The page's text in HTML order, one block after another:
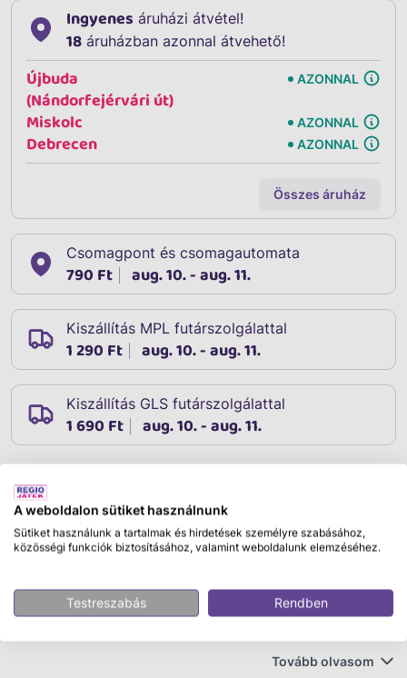
Ingyenes áruházi átvétel!
18 áruházban azonnal átvehető!
Újbuda
(Nándorfejérvári út)
AZONNAL
Miskolc AZONNAL
Debrecen AZONNAL
Összes áruház
Csomagpont és csomagautomata
790 Ft aug. 10. - aug. 11.
Kiszállítás MPL futárszolgálattal
1 290 Ft aug. 10. - aug. 11.
Kiszállítás GLS futárszolgálattal
1 690 Ft aug. 10. - aug. 11.
Leírás
így neveld a sárkányodat - interaktív sárkány
színt/változatot kéred. Egyes változataink a készlet
Lépj be a „Így neveld a sárkányodat” világába ezzel a
Tovább olvasom
A weboldalon sütiket használnunk
Sütiket használunk a tartalmak és hirdetések személyre szabásához,
közösségi funkciók biztosításához, valamint weboldalunk elemzéséhez.
Testreszabás Rendben